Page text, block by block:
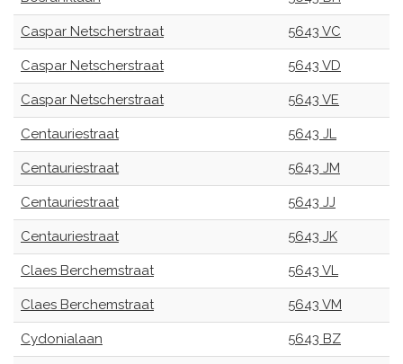
Caspar Netscherstraat 5643 VC
Caspar Netscherstraat 5643 VD
Caspar Netscherstraat 5643 VE
Centauriestraat 5643 JL
Centauriestraat 5643 JM
Centauriestraat 5643 JJ
Centauriestraat 5643 JK
Claes Berchemstraat 5643 VL
Claes Berchemstraat 5643 VM
Cydonialaan 5643 BZ